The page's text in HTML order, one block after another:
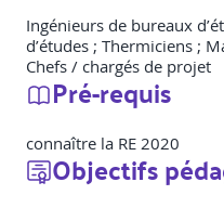
Ingénieurs de bureaux
d’études ; Thermiciens ;
Chefs / chargés de projet
Pré-requis
connaître la RE 2020
Objectifs